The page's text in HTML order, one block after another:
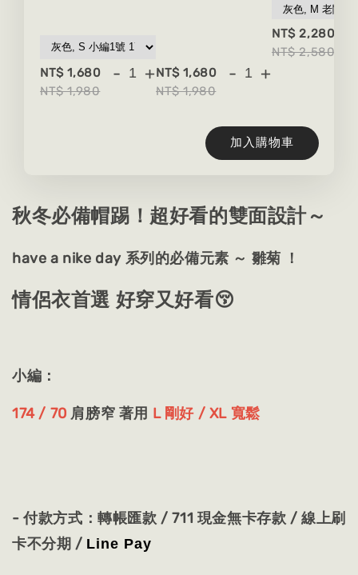
NT$ 1,680
NT$ 1,980
- +NT$ 1,680
NT$ 1,980
- +
NT$ 2,280
NT$ 2,580
加入購物車
秋冬必備帽踢！超好看的雙面設計～
have a nike day 系列的必備元素 ～ 雛菊 ！
情侶衣首選 好穿又好看😚
小編：
174 / 70 肩膀窄 著用 L 剛好 / XL 寬鬆
- 付款方式：轉帳匯款 / 711 現金無卡存款 / 線上刷
卡不分期 / Line Pay